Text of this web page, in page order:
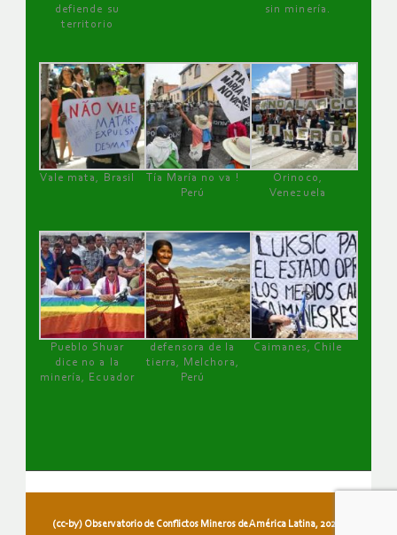
defiende su
territorio
sin minería.
Vale mata, Brasil
Tía María no va !
Perú
Orinoco,
Venezuela
Pueblo Shuar
dice no a la
minería, Ecuador
defensora de la
tierra, Melchora,
Perú
Caimanes, Chile
(cc-by) Observatorio de Conflictos Mineros de América Latina, 2026